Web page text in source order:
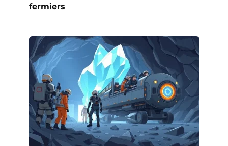
fermiers